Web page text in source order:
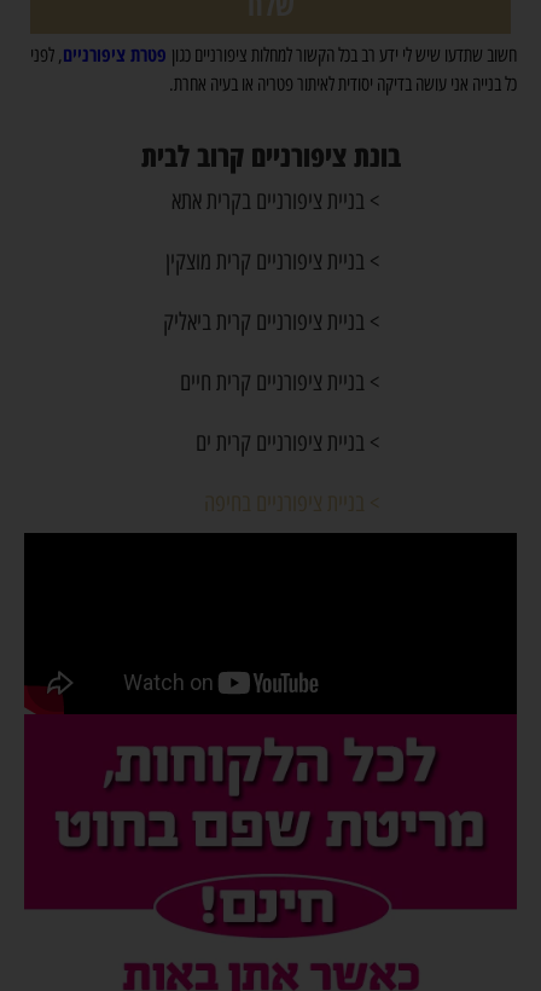
בונת ציפורניים קרוב לבית
> בניית ציפורניים בקרית אתא
> בניית ציפורניים קרית מוצקין
> בניית ציפורניים קרית ביאליק
> בניית ציפורניים קרית חיים
> בניית ציפורניים קרית ים
חשוב שתדעו שיש לי ידע רב בכל הקשור למחלות ציפורניים כגון פטרת ציפורניים, לפני
כל בנייה אני עושה בדיקה יסודית לאיתור פטריה או בעיה אחרת.